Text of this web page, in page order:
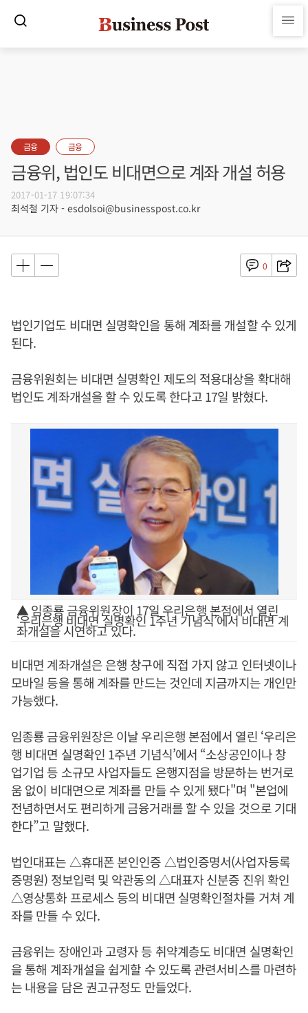
금융 금융
금융위, 법인도 비대면으로 계좌 개설 허용
2017-01-17 19:07:34
최석철 기자 - esdolsoi@businesspost.co.kr
0
법인기업도 비대면 실명확인을 통해 계좌를 개설할 수 있게
된다.
금융위원회는 비대면 실명확인 제도의 적용대상을 확대해
법인도 계좌개설을 할 수 있도록 한다고 17일 밝혔다.
▲ 임종룡 금융위원장이 17일 우리은행 본점에서 열린
‘우리은행 비대면 실명확인 1주년 기념식’에서 비대면 계
좌개설을 시연하고 있다.
비대면 계좌개설은 은행 창구에 직접 가지 않고 인터넷이나
모바일 등을 통해 계좌를 만드는 것인데 지금까지는 개인만
가능했다.
임종룡 금융위원장은 이날 우리은행 본점에서 열린 ‘우리은
행 비대면 실명확인 1주년 기념식’에서 “소상공인이나 창
업기업 등 소규모 사업자들도 은행지점을 방문하는 번거로
움 없이 비대면으로 계좌를 만들 수 있게 됐다"며 "본업에
전념하면서도 편리하게 금융거래를 할 수 있을 것으로 기대
한다”고 말했다.
법인대표는 △휴대폰 본인인증 △법인증명서(사업자등록
증명원) 정보입력 및 약관동의 △대표자 신분증 진위 확인
△영상통화 프로세스 등의 비대면 실명확인절차를 거쳐 계
좌를 만들 수 있다.
금융위는 장애인과 고령자 등 취약계층도 비대면 실명확인
을 통해 계좌개설을 쉽게할 수 있도록 관련서비스를 마련하
는 내용을 담은 권고규정도 만들었다.